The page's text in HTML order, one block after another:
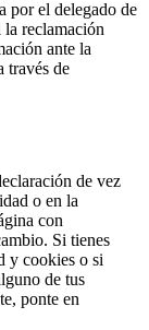
por el delegado de
reclamación
ante la
través de
de vez
o en la
con
Si tienes
y cookies o si
de tus
ponte en